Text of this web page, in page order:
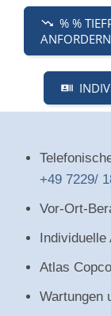
% %
ANFORDERN
+49 7229/
Vor-Ort-
Individuelle
Atlas
Wartungen